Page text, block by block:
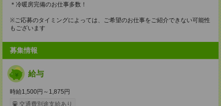
＊冷暖房完備のお仕事多数！
※ご応募のタイミングによっては、ご希望のお仕事をご紹介できない可能性
もございます
募集情報
給与
時給1,500円～1,875円
交通費別途支給あり